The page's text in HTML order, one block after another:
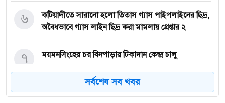
কটিয়াদীতে সারানো হলো তিতাস গ্যাস পাইপলাইনের ছিদ্র,
অবৈধভাবে গ্যাস লাইন ছিদ্র করা মামলায় গ্রেপ্তার ২
৬
ময়মনসিংহের চর বিনপাড়ায় টিকাদান কেন্দ্র চালু
৭
জুলাই যোদ্ধাদের সাথে নিয়ে আমরা আগামীর বাংলাদেশকে
৮
সর্বশেষ সব খবর